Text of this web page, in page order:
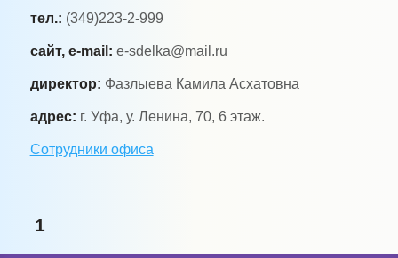
тел.: (349)223-2-999
сайт, e-mail: e-sdelka@mail.ru
директор: Фазлыева Камила Асхатовна
адрес: г. Уфа, у. Ленина, 70, 6 этаж.
Сотрудники офиса
1